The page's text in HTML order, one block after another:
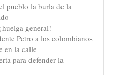
pueblo la burla de la
general!
Petro a los colombianos
en la calle
para defender la